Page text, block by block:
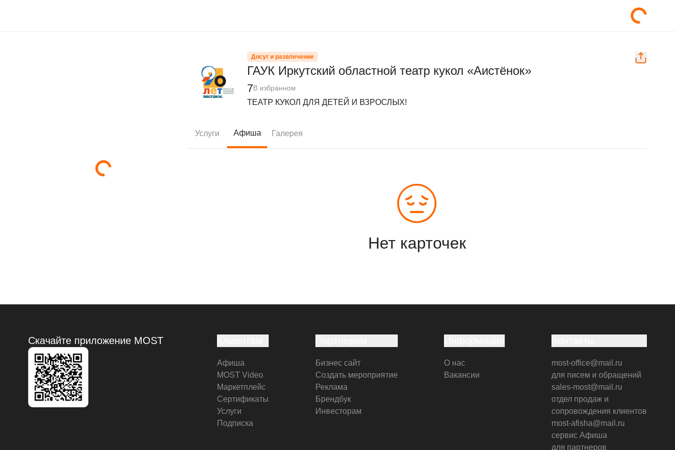
Досуг и развлечение
ГАУК Иркутский областной театр кукол «Аистёнок»
7В избранном
ТЕАТР КУКОЛ ДЛЯ ДЕТЕЙ И ВЗРОСЛЫХ!
Услуги Афиша Галерея
Нет карточек
Скачайте приложение MOST
Афиша
MOST Video
Маркетплейс
Сертификаты
Услуги
Подписка
Бизнес сайт
Создать мероприятие
Реклама
Брендбук
Инвесторам
О нас
Вакансии
most-office@mail.ru
для писем и обращений
sales-most@mail.ru
отдел продаж и
сопровождения клиентов
most-afisha@mail.ru
сервис Афиша
для партнеров